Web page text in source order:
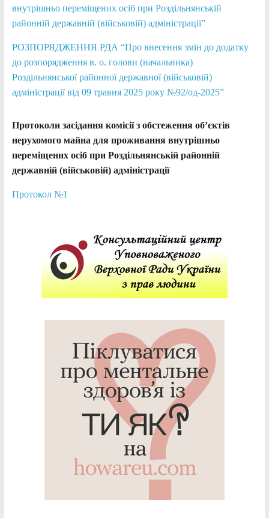
внутрішньо переміщених осіб при Роздільнянській
районній державній (військовій) адміністрації”
РОЗПОРЯДЖЕННЯ РДА “Про внесення змін до додатку
до розпорядження в. о. голови (начальника)
Роздільнянської районної державної (військовій)
адміністрації від 09 травня 2025 року №92/од-2025”
Протоколи засідання комісії з обстеження об’єктів
нерухомого майна для проживання внутрішньо
переміщених осіб при Роздільнянській районній
державній (військовій) адміністрації
Протокол №1